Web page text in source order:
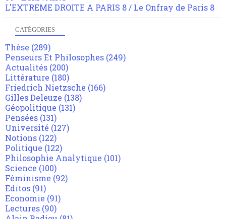
L'EXTREME DROITE A PARIS 8 / Le Onfray de Paris 8
CATÉGORIES
Thèse (289)
Penseurs Et Philosophes (249)
Actualités (200)
Littérature (180)
Friedrich Nietzsche (166)
Gilles Deleuze (138)
Géopolitique (131)
Pensées (131)
Université (127)
Notions (122)
Politique (122)
Philosophie Analytique (101)
Science (100)
Féminisme (92)
Editos (91)
Economie (91)
Lectures (90)